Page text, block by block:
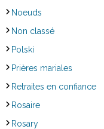
Noeuds
Non classé
Polski
Prières mariales
Retraites en confiance
Rosaire
Rosary